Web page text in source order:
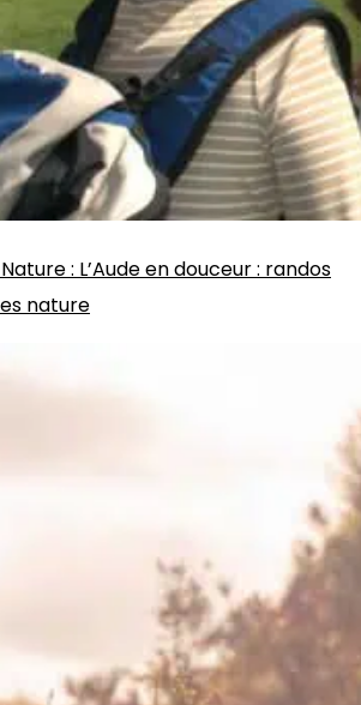
Nature: L’Aude en douceur : randos
nature